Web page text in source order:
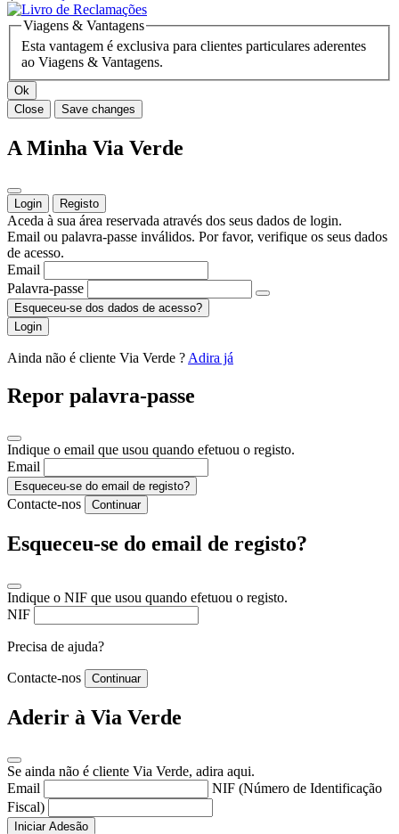
Viagens & Vantagens
Esta vantagem é exclusiva para clientes particulares aderentes
ao Viagens & Vantagens.
Ok
Close
Save changes
A Minha Via Verde
Login Registo
Aceda à sua área reservada através dos seus dados de login.
Email ou palavra-passe inválidos. Por favor, verifique os seus dados
de acesso.
Email
Palavra-passe
Esqueceu-se dos dados de acesso?
Login
Ainda não é cliente Via Verde ? Adira já
Repor palavra-passe
Indique o email que usou quando efetuou o registo.
Email
Esqueceu-se do email de registo?
Contacte-nos Continuar
Esqueceu-se do email de registo?
Indique o NIF que usou quando efetuou o registo.
NIF
Precisa de ajuda?
Contacte-nos Continuar
Aderir à Via Verde
Se ainda não é cliente Via Verde, adira aqui.
Email
NIF (Número de Identificação
Fiscal)
Iniciar Adesão